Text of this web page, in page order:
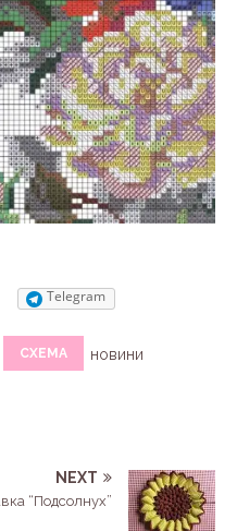
Telegram
СХЕМА
новини
NEXT
“Подсолнух”